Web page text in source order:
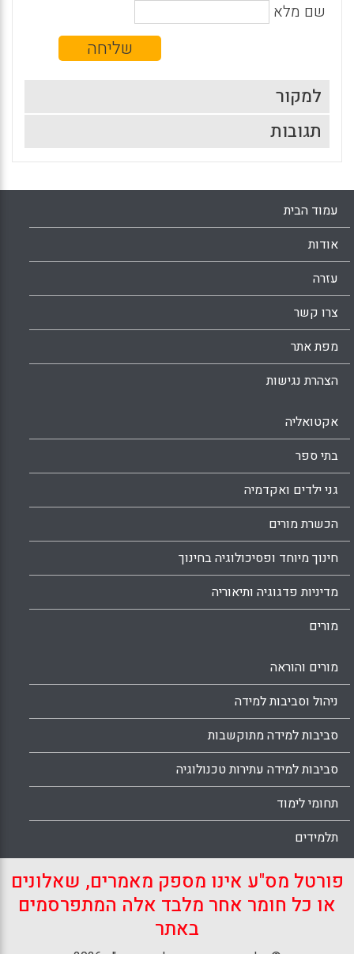
שם מלא
למקור
תגובות
עמוד הבית
אודות
עזרה
צרו קשר
מפת אתר
הצהרת נגישות
אקטואליה
בתי ספר
גני ילדים ואקדמיה
הכשרת מורים
חינוך מיוחד ופסיכולוגיה בחינוך
מדיניות פדגוגיה ותיאוריה
מורים
מורים והוראה
ניהול וסביבות למידה
סביבות למידה מתוקשבות
סביבות למידה עתירות טכנולוגיה
תחומי לימוד
תלמידים
פורטל מס"ע אינו מספק מאמרים, שאלונים
או כל חומר אחר מלבד אלה המתפרסמים
באתר